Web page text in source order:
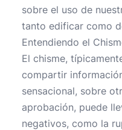
sobre el uso de
tanto edificar como
Entendiendo el
El chisme,
compartir
sensacional, sobre
aprobación, puede
negativos, como la